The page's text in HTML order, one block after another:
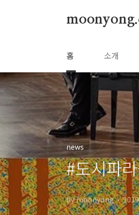
홈 소개
news
#도시파
by moonyong